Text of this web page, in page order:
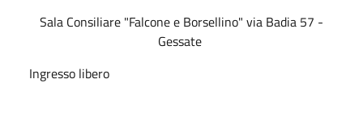
Sala Consiliare "Falcone e Borsellino" via Badia 57 -
Gessate
Ingresso libero